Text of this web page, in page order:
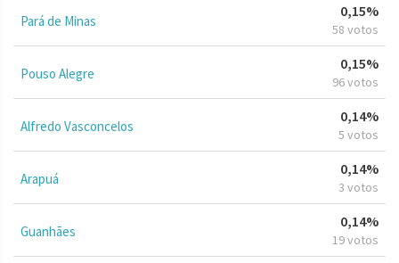
Pará de Minas
0,15%
58 votos
Pouso Alegre
0,15%
96 votos
Alfredo Vasconcelos
0,14%
5 votos
Arapuá
0,14%
3 votos
Guanhães
0,14%
19 votos